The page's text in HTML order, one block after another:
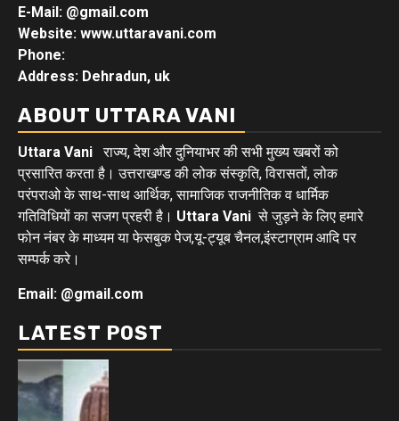
E-Mail: @gmail.com
Website: www.uttaravani.com
Phone:
Address: Dehradun, uk
ABOUT UTTARA VANI
Uttara Vani राज्य, देश और दुनियाभर की सभी मुख्य खबरों को
प्रसारित करता है। उत्तराखण्ड की लोक संस्कृति, विरासतों, लोक
परंपराओ के साथ-साथ आर्थिक, सामाजिक राजनीतिक व धार्मिक
गतिविधियों का सजग प्रहरी है। Uttara Vani से जुड़ने के लिए हमारे
फोन नंबर के माध्यम या फेसबुक पेज,यू-ट्यूब चैनल,इंस्टाग्राम आदि पर
सम्पर्क करे।
Email: @gmail.com
LATEST POST